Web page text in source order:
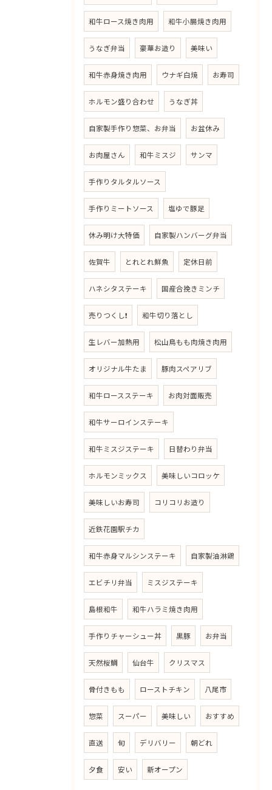
和牛ロース焼き肉用 和牛小腸焼き肉用
うなぎ弁当 豪華お造り 美味い
和牛赤身焼き肉用 ウナギ白焼 お寿司
ホルモン盛り合わせ うなぎ丼
自家製手作り惣菜、お弁当 お盆休み
お肉屋さん 和牛ミスジ サンマ
手作りタルタルソース
手作りミートソース 塩ゆで豚足
休み明け大特価 自家製ハンバーグ弁当
佐賀牛 とれとれ鮮魚 定休日前
ハネシタステーキ 国産合挽きミンチ
売りつくし❗ 和牛切り落とし
生レバー加熱用 松山鳥もも肉焼き肉用
オリジナル牛たま 豚肉スペアリブ
和牛ロースステーキ お肉対面販売
和牛サーロインステーキ
和牛ミスジステーキ 日替わり弁当
ホルモンミックス 美味しいコロッケ
美味しいお寿司 コリコリお造り
近鉄花園駅チカ
和牛赤身マルシンステーキ 自家製油淋鶏
エビチリ弁当 ミスジステーキ
島根和牛 和牛ハラミ焼き肉用
手作りチャーシュー丼 黒豚 お弁当
天然桜鯛 仙台牛 クリスマス
骨付きもも ローストチキン 八尾市
惣菜 スーパー 美味しい おすすめ
直送 旬 デリバリー 朝どれ
夕食 安い 新オープン